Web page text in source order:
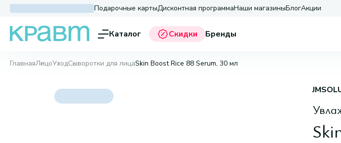
Подарочные картыДисконтная программаНаши магазиныБлогАкции
Каталог Скидки Бренды
ГлавнаяЛицоУходСыворотки для лицаSkin Boost Rice 88 Serum, 30 мл